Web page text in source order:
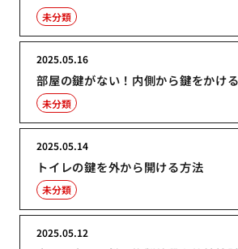
未分類
部屋の鍵がない！内側から鍵をかけ
2025.05.16
未分類
トイレの鍵を外から開ける方法
2025.05.14
未分類
2025.05.12